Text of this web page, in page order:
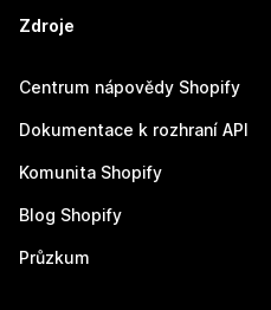
Zdroje
Centrum nápovědy Shopify
Dokumentace k rozhraní API
Komunita Shopify
Blog Shopify
Průzkum